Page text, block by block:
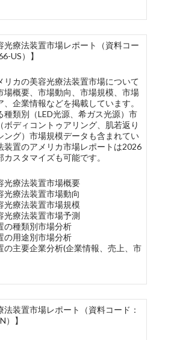
光療法装置市場レポート（資料コー
US）】
リカの美容光療法装置市場について
場概要、市場動向、市場規模、市場
企業情報などを掲載しています。
種類別（LED光源、希ガス光源）市
ボディコントゥアリング、肌若返り
ング）市場規模データも含まれてい
装置のアメリカ市場レポートは2026
スタマイズも可能です。
光療法装置市場概要
光療法装置市場動向
光療法装置市場規模
光療法装置市場予測
の種類別市場分析
の用途別市場分析
の主要企業分析(企業情報、売上、市
法装置市場レポート（資料コード：
）】